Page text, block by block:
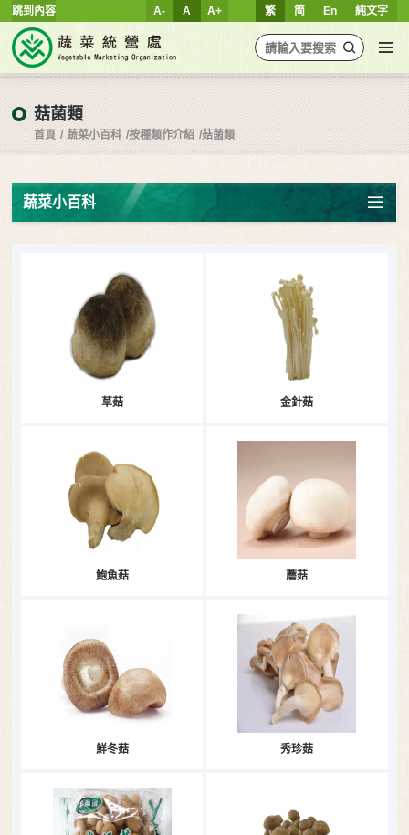
跳到內容 繁 简 En 純文字
A- A A+
菇菌類
首頁 蔬菜小百科 按種類作介紹 菇菌類
蔬菜小百科
草菇 金針菇
鮑魚菇 蘑菇
鮮冬菇 秀珍菇